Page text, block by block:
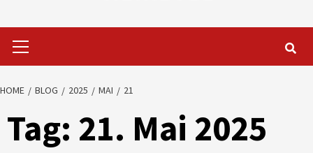
Menu
HOME BLOG 2025 MAI 21
Tag: 21. Mai 2025